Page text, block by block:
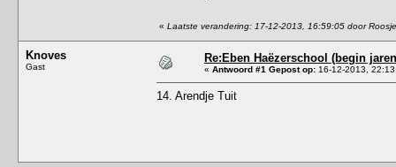
« Laatste verandering: 17-12-2013, 16:59:05 door Roosje
Knoves
Gast
Re:Eben Haëzerschool (begin
« Antwoord #1 Gepost op: 16-12-2013,
14. Arendje Tuit